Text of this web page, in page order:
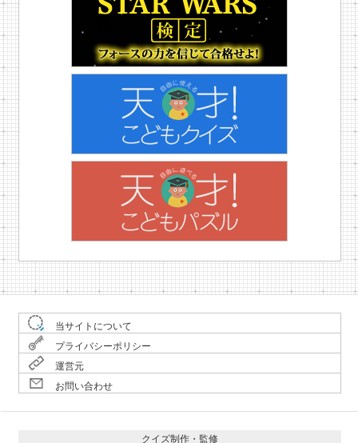
当サイトについて
プライバシーポリシー
運営元
お問い合わせ
クイズ制作・監修